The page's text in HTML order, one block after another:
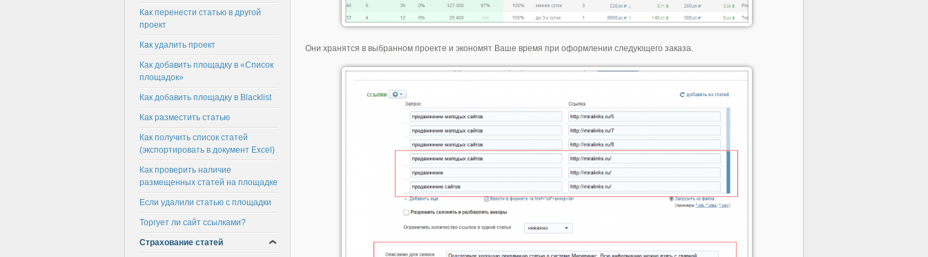
Они хранятся в выбранном проекте и экономят Ваше время при оформлении следующего заказа.
Как перенести статью в другой
проект
Как удалить проект
Как добавить площадку в «Список
площадок»
Как добавить площадку в Blacklist
Как разместить статью
Как получить список статей
(экспортировать в документ Excel)
Как проверить наличие
размещенных статей на площадке
Если удалили статью с площадки
Торгует ли сайт ссылками?
Страхование статей